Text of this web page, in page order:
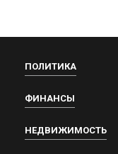
ПОЛИТИКА
ФИНАНСЫ
НЕДВИЖИМОСТЬ